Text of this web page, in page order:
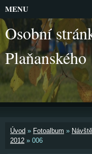
Osobní
Plaňanského
Úvod » Fotoalbum »
2012 » 006
MENU